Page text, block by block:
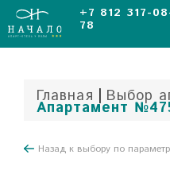
+7 812 317-
78
Главная | Выбор
Апартамент
Назад к выбору по